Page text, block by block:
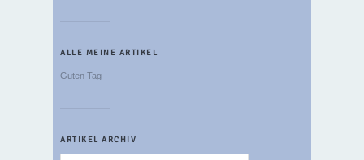
ALLE MEINE ARTIKEL
Guten Tag
ARTIKEL ARCHIV